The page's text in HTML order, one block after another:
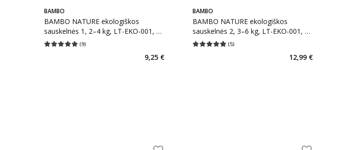
BAMBO
BAMBO NATURE ekologiškos
sauskelnės 1, 2–4 kg, LT-EKO-001, 22
vnt.
(9)
Vidutinis įvertinimas 5.00
9,25 €
BAMBO
BAMBO NATURE ekologiškos
sauskelnės 2, 3–6 kg, LT-EKO-001, 30
vnt.
(5)
Vidutinis įvertinimas 4.80
12,99 €